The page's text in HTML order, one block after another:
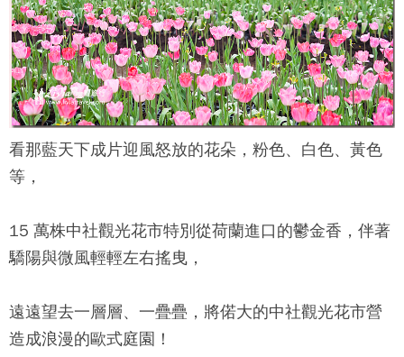
看那藍天下成片迎風怒放的花朵，粉色、白色、黃色
等，
15 萬株中社觀光花市特別從荷蘭進口的鬱金香，伴著
驕陽與微風輕輕左右搖曳，
遠遠望去一層層、一疊疊，將偌大的中社觀光花市營
造成浪漫的歐式庭園！